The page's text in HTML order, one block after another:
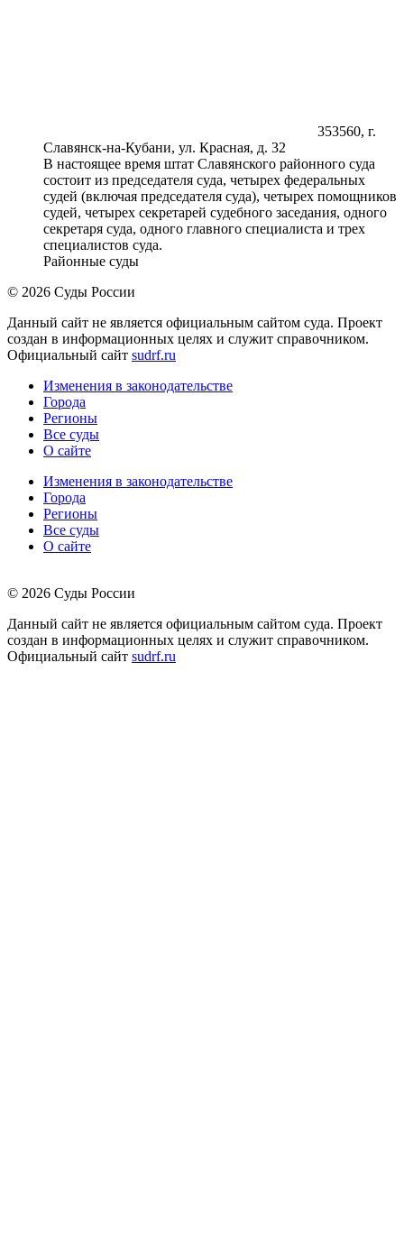
353560, г.
Славянск-на-Кубани, ул. Красная, д. 32
В настоящее время штат Славянского районного суда
состоит из председателя суда, четырех федеральных
судей (включая председателя суда), четырех помощников
судей, четырех секретарей судебного заседания, одного
секретаря суда, одного главного специалиста и трех
специалистов суда.
Районные суды
© 2026 Суды России
Данный сайт не является официальным сайтом суда. Проект
создан в информационных целях и служит справочником.
Официальный сайт sudrf.ru
Изменения в законодательстве
Города
Регионы
Все суды
О сайте
Изменения в законодательстве
Города
Регионы
Все суды
О сайте
© 2026 Суды России
Данный сайт не является официальным сайтом суда. Проект
создан в информационных целях и служит справочником.
Официальный сайт sudrf.ru